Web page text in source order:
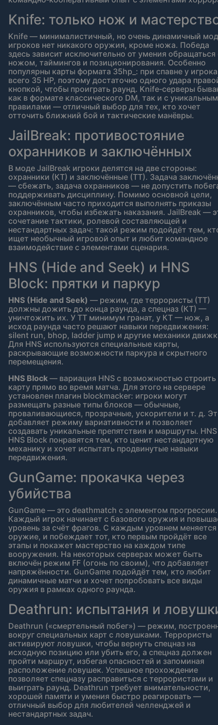
Knife: только нож и
Knife — минималистичный, но очень динамичный
игроков нет никакого оружия, кроме ножа. Победа
здесь зависит исключительно от умения обращаться
ножом, таймингов и позиционирования. Особенно
популярны карты формата 35hp_: при спавне у игрока
всего 35 HP, поэтому достаточно одного удара
кнопкой, чтобы проиграть раунд. Knife‑серверы
как в формате классического DM, так и с
правилами — отличный выбор для тех, кто хочет
отточить ближний бой и тактические манёвры.
JailBreak: противостояние
охранников и заключённых
В моде JailBreak игроки делятся на две стороны:
охранники (КТ) и заключённые (ТТ). Задача
— сбежать, задача охранников — не допустить
поддерживать дисциплину. Помимо основной цели,
заключённым часто приходится выполнять приказы
охранников, чтобы избежать наказания. JailBreak —
сочетание тактики, ролевой составляющей и
нестандартных задач: такой режим подойдёт тем,
ищет необычный игровой опыт и любит командное
взаимодействие с элементами сценария.
HNS (Hide and Seek) и HNS
Block: прятки и паркур
HNS (Hide and Seek) — режим, где террористы (ТТ)
должны дожить до конца раунда, а спецназ (КТ) —
уничтожить их. У ТТ минимум гранат, у КТ — нож, а
исход раунда часто решают навыки передвижения:
silent run, bhop, ladder jump и другие механики
Для HNS используются специальные карты,
раскрывающие возможности паркура и скрытного
перемещения.
HNS Block — вариация HNS с возможностью строить
карту прямо во время матча. Для этого на сервере
установлен плагин blockmacker: игроки могут
размещать разные типы блоков — обычные,
проваливающиеся, прозрачные, ускорители и т. д.
добавляет режиму вариативности и позволяет
создавать уникальные препятствия и маршруты.
HNS Block понравятся тем, кто ценит нестандартную
механику и хочет испытать продвинутые навыки
передвижения.
GunGame: прокачка через
убийства
GunGame — это deathmatch с элементом прогрессии.
Каждый игрок начинает с базового оружия и
уровень за счёт фрагов. С каждым уровнем меняется
оружие, и побеждает тот, кто первым пройдёт все
этапы и покажет мастерство на каждом типе
вооружения. На некоторых серверах может быть
включён режим FF (огонь по своим), что добавляет
напряжённости. GunGame подойдёт тем, кто любит
динамичные матчи и хочет попробовать все виды
оружия в рамках одного раунда.
Deathrun: испытания и
Deathrun («смертельный побег») — режим,
вокруг специальных карт с ловушками. Террористы
активируют ловушки, чтобы вернуть спецназ на
исходную позицию или убить его, а спецназ должен
пройти маршрут, избегая опасностей и запоминая
расположение ловушек. Успешное прохождение
позволяет спецназу расправиться с террористами и
выиграть раунд. Deathrun требует внимательности,
хорошей памяти и умения быстро реагировать —
отличный выбор для любителей челленджей и
нестандартных задач.